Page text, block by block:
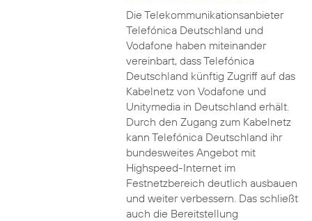
Die Telekommunikationsanbieter
Telefónica Deutschland und
Vodafone haben miteinander
vereinbart, dass Telefónica
Deutschland künftig Zugriff auf das
Kabelnetz von Vodafone und
Unitymedia in Deutschland erhält.
Durch den Zugang zum Kabelnetz
kann Telefónica Deutschland ihr
bundesweites Angebot mit
Highspeed-Internet im
Festnetzbereich deutlich ausbauen
und weiter verbessern. Das schließt
auch die Bereitstellung